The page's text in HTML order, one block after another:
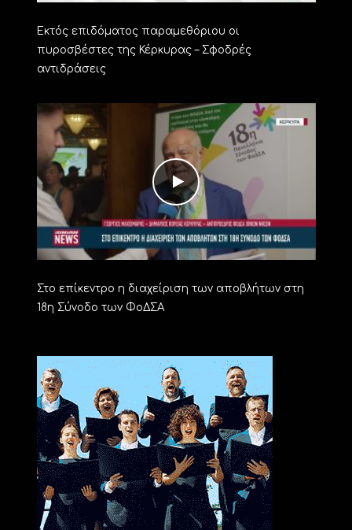
Εκτός επιδόματος παραμεθόριου οι
πυροσβέστες της Κέρκυρας – Σφοδρές
αντιδράσεις
Στο επίκεντρο η διαχείριση των αποβλήτων στη
18η Σύνοδο των ΦοΔΣΑ